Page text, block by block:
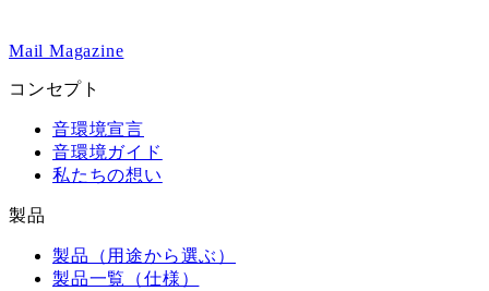
Mail Magazine
コンセプト
音環境宣言
音環境ガイド
私たちの想い
製品
製品（用途から選ぶ）
製品一覧（仕様）